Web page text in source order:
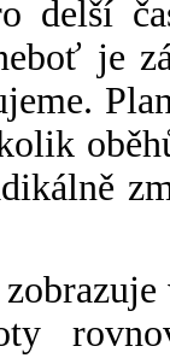
delší
je